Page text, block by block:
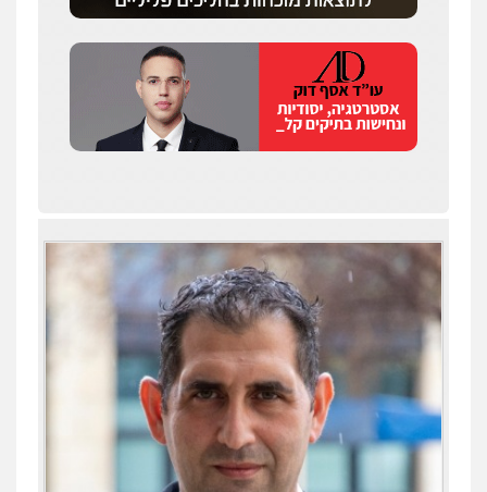
פלילי מעצרים וחקירות עבירות המתה עורכי
דין לענייני אסירים
0507913332
עו"ד איהאב ג'לג'ולי
פלילי מעצרים וחקירות עורכי דין לענייני
אסירים
0505216700
עו"ד שלומי שרון